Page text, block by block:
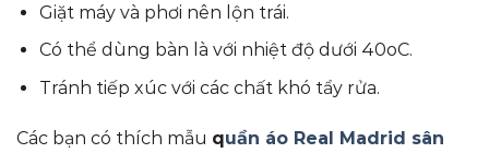
Giặt máy và phơi nên lộn trái.
Có thể dùng bàn là với nhiệt độ dưới 40oC.
Tránh tiếp xúc với các chất khó tẩy rửa.
Các bạn có thích mẫu quần áo Real Madrid sân